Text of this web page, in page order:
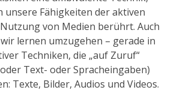
unsere Fähigkeiten der aktiven
von Medien berührt. Auch
lernen umzugehen – gerade in
Techniken, die „auf Zuruf“
Text- oder Spracheingaben)
Texte, Bilder, Audios und Videos.